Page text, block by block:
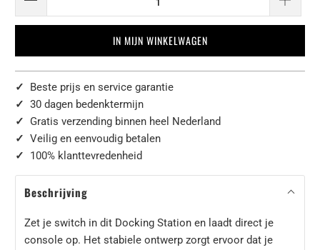
IN MIJN WINKELWAGEN
✓ Beste prijs en service garantie
✓30 dagen bedenktermijn
✓ Gratis verzending binnen heel Nederland
✓Veilig en eenvoudig betalen
✓ 100% klanttevredenheid
Beschrijving
Zet je switch in dit Docking Station en laadt direct je
console op. Het stabiele ontwerp zorgt ervoor dat je